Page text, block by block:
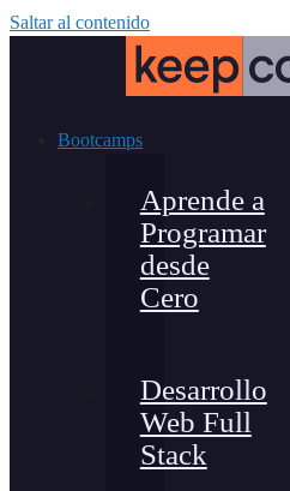
Saltar al contenido
Bootcamps
Aprende a
Programar
desde
Cero
Desarrollo
Web Full
Stack